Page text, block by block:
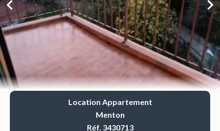
Location Appartement
Menton
Réf. 3430713